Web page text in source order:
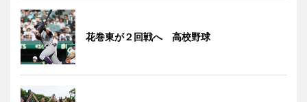
花巻東が２回戦へ 高校野球